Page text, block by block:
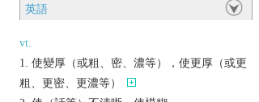
英語
vt.
使變厚（或粗、密、濃等），使更厚（或更
粗、更密、更濃等）